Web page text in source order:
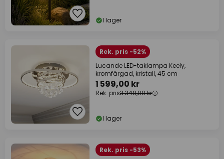
I lager
Rek. pris -52%
Lucande LED-taklampa Keely,
kromfärgad, kristall, 45 cm
1 599,00 kr
Rek. pris3 349,00 kr
I lager
Rek. pris -53%